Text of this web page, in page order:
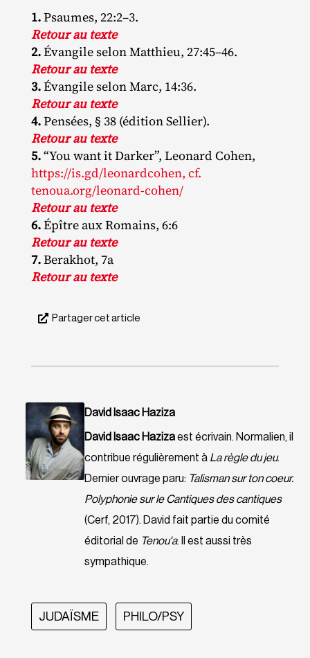
1.Psaumes, 22:2–3.
Retour au texte
2.Évangile selon Matthieu, 27:45–46.
Retour au texte
3.Évangile selon Marc, 14:36.
Retour au texte
4.Pensées, § 38 (édition Sellier).
Retour au texte
5.“You want it Darker”, Leonard Cohen,
https://is.gd/leonardcohen, cf.
tenoua.org/leonard-cohen/
Retour au texte
6.Épître aux Romains, 6:6
Retour au texte
7.Berakhot, 7a
Retour au texte
Partager cet article
David Isaac Haziza
David Isaac Hazizaest écrivain. Normalien, il
contribue régulièrement à La règle du jeu.
Dernier ouvrage paru: Talisman sur ton coeur.
Polyphonie sur le Cantiques des cantiques
(Cerf, 2017). David fait partie du comité
éditorial de Tenou'a. Il est aussi très
sympathique.
JUDAÏSME PHILO/PSY